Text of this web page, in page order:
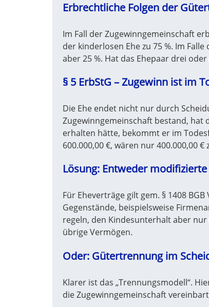
Erbrechtliche Folgen der
Im Fall der Zugewinngemeinschaft
der kinderlosen Ehe zu 75 %. Im
aber 25 %. Hat das Ehepaar drei
§ 5 ErbStG – Zugewinn ist im
Die Ehe endet nicht nur durch
Zugewinngemeinschaft bestand, hat
erhalten hätte, bekommt er im
600.000,00 €, wären nur 400.000,00
Lösung: Entweder
Für Eheverträge gilt gem. § 1408
Gegenstände, beispielsweise
regeln, den Kindesunterhalt aber
übrige Vermögen.
Oder: Gütertrennung im
Klarer ist das „Trennungsmodell“.
die Zugewinngemeinschaft